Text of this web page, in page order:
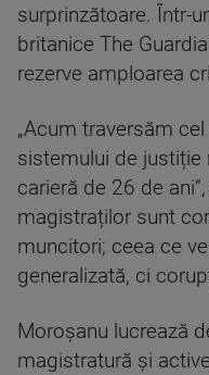
surprinzătoare. Într-
britanice The
rezerve amploarea
„Acum traversăm
sistemului de justiție
carieră de 26 de
magistraților sunt
muncitori; ceea ce
generalizată, ci
Moroșanu lucrează
magistratură și